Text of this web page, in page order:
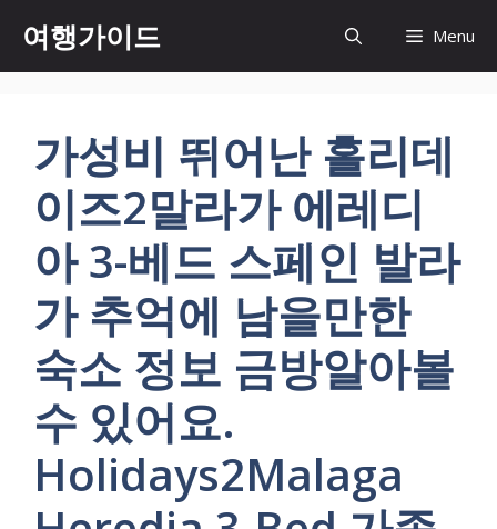
츠
여행가이드 Menu
가성비 뛰어난 홀리데
이즈2말라가 에레디
아 3-베드 스페인 발라
가 추억에 남을만한
숙소 정보 금방알아볼
수 있어요.
Holidays2Malaga